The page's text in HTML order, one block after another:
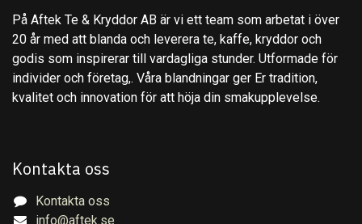
På Aftek Te & Kryddor AB är vi ett team som arbetat i över
20 år med att blanda och leverera te, kaffe, kryddor och
godis som inspirerar till vardagliga stunder. Utformade för
individer och företag,. Våra blandningar ger Er tradition,
kvalitet och innovation för att höja din smakupplevelse.
Kontakta oss
Kontakta oss
info@aftek.se